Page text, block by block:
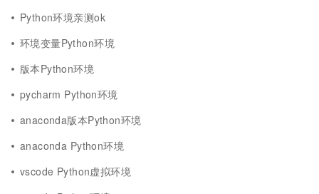
Python环境亲测ok
环境变量Python环境
版本Python环境
pycharm Python环境
anaconda版本Python环境
anaconda Python环境
vscode Python虚拟环境